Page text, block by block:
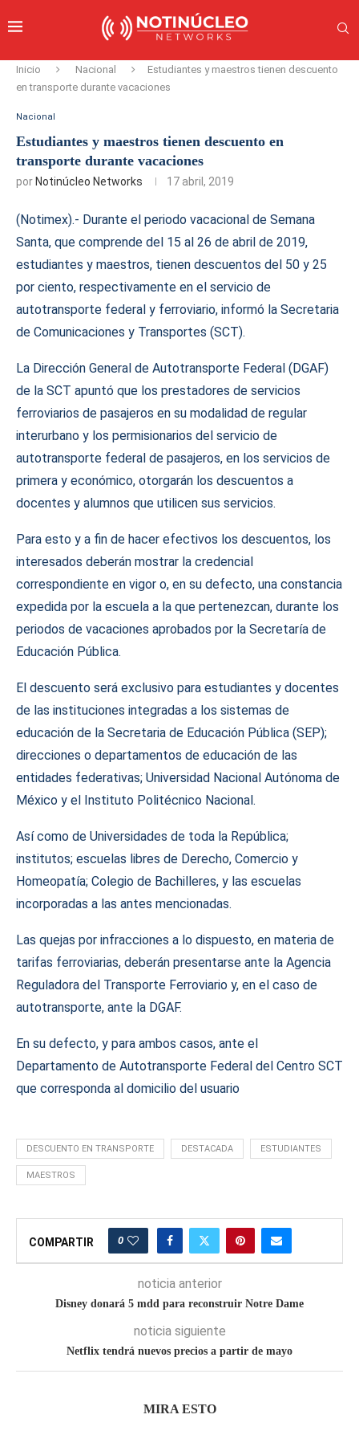
Inicio Nacional
Estudiantes y maestros tienen descuento
en transporte durante vacaciones
Nacional
Estudiantes y maestros tienen descuento en
transporte durante vacaciones
por Notinúcleo Networks 17 abril, 2019
(Notimex).- Durante el periodo vacacional de Semana
Santa, que comprende del 15 al 26 de abril de 2019,
estudiantes y maestros, tienen descuentos del 50 y 25
por ciento, respectivamente en el servicio de
autotransporte federal y ferroviario, informó la Secretaria
de Comunicaciones y Transportes (SCT).
La Dirección General de Autotransporte Federal (DGAF)
de la SCT apuntó que los prestadores de servicios
ferroviarios de pasajeros en su modalidad de regular
interurbano y los permisionarios del servicio de
autotransporte federal de pasajeros, en los servicios de
primera y económico, otorgarán los descuentos a
docentes y alumnos que utilicen sus servicios.
Para esto y a fin de hacer efectivos los descuentos, los
interesados deberán mostrar la credencial
correspondiente en vigor o, en su defecto, una constancia
expedida por la escuela a la que pertenezcan, durante los
periodos de vacaciones aprobados por la Secretaría de
Educación Pública.
El descuento será exclusivo para estudiantes y docentes
de las instituciones integradas a los sistemas de
educación de la Secretaria de Educación Pública (SEP);
direcciones o departamentos de educación de las
entidades federativas; Universidad Nacional Autónoma de
México y el Instituto Politécnico Nacional.
Así como de Universidades de toda la República;
institutos; escuelas libres de Derecho, Comercio y
Homeopatía; Colegio de Bachilleres, y las escuelas
incorporadas a las antes mencionadas.
Las quejas por infracciones a lo dispuesto, en materia de
tarifas ferroviarias, deberán presentarse ante la Agencia
Reguladora del Transporte Ferroviario y, en el caso de
autotransporte, ante la DGAF.
En su defecto, y para ambos casos, ante el
Departamento de Autotransporte Federal del Centro SCT
que corresponda al domicilio del usuario
DESCUENTO EN TRANSPORTE DESTACADA ESTUDIANTES
MAESTROS
COMPARTIR 0
noticia anterior
Disney donará 5 mdd para reconstruir Notre Dame
noticia siguiente
Netflix tendrá nuevos precios a partir de mayo
MIRA ESTO